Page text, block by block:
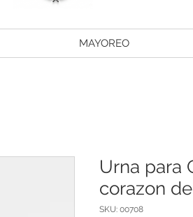
MAYOREO
Urna para
corazon
SKU: 00708